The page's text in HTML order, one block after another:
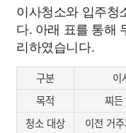
이사청소와 입주청
다. 아래 표를 통해
리하였습니다.
구분 이
목적
찌든
청소 대상
이전 거